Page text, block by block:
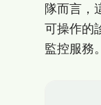
隊而言，
可操作的
監控服務。